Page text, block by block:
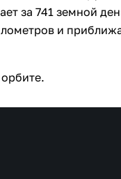
за 741 земной
и